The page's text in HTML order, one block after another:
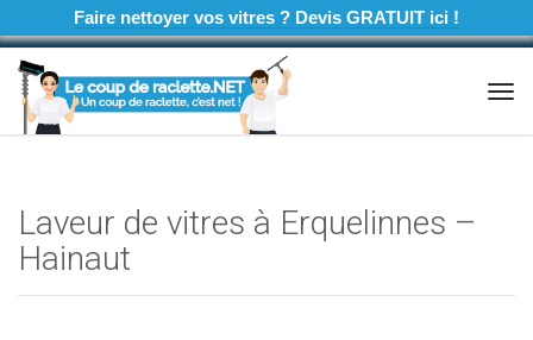
Faire nettoyer vos vitres ? Devis GRATUIT ici !
Laveur de vitres à Erquelinnes –
Hainaut